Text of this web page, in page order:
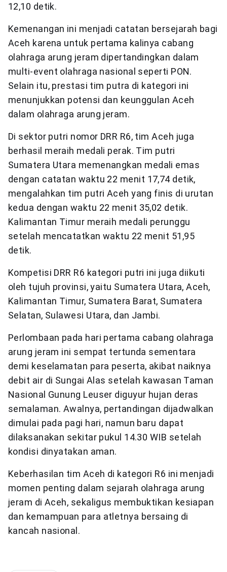
12,10 detik.
Kemenangan ini menjadi catatan bersejarah bagi
Aceh karena untuk pertama kalinya cabang
olahraga arung jeram dipertandingkan dalam
multi-event olahraga nasional seperti PON.
Selain itu, prestasi tim putra di kategori ini
menunjukkan potensi dan keunggulan Aceh
dalam olahraga arung jeram.
Di sektor putri nomor DRR R6, tim Aceh juga
berhasil meraih medali perak. Tim putri
Sumatera Utara memenangkan medali emas
dengan catatan waktu 22 menit 17,74 detik,
mengalahkan tim putri Aceh yang finis di urutan
kedua dengan waktu 22 menit 35,02 detik.
Kalimantan Timur meraih medali perunggu
setelah mencatatkan waktu 22 menit 51,95
detik.
Kompetisi DRR R6 kategori putri ini juga diikuti
oleh tujuh provinsi, yaitu Sumatera Utara, Aceh,
Kalimantan Timur, Sumatera Barat, Sumatera
Selatan, Sulawesi Utara, dan Jambi.
Perlombaan pada hari pertama cabang olahraga
arung jeram ini sempat tertunda sementara
demi keselamatan para peserta, akibat naiknya
debit air di Sungai Alas setelah kawasan Taman
Nasional Gunung Leuser diguyur hujan deras
semalaman. Awalnya, pertandingan dijadwalkan
dimulai pada pagi hari, namun baru dapat
dilaksanakan sekitar pukul 14.30 WIB setelah
kondisi dinyatakan aman.
Keberhasilan tim Aceh di kategori R6 ini menjadi
momen penting dalam sejarah olahraga arung
jeram di Aceh, sekaligus membuktikan kesiapan
dan kemampuan para atletnya bersaing di
kancah nasional.